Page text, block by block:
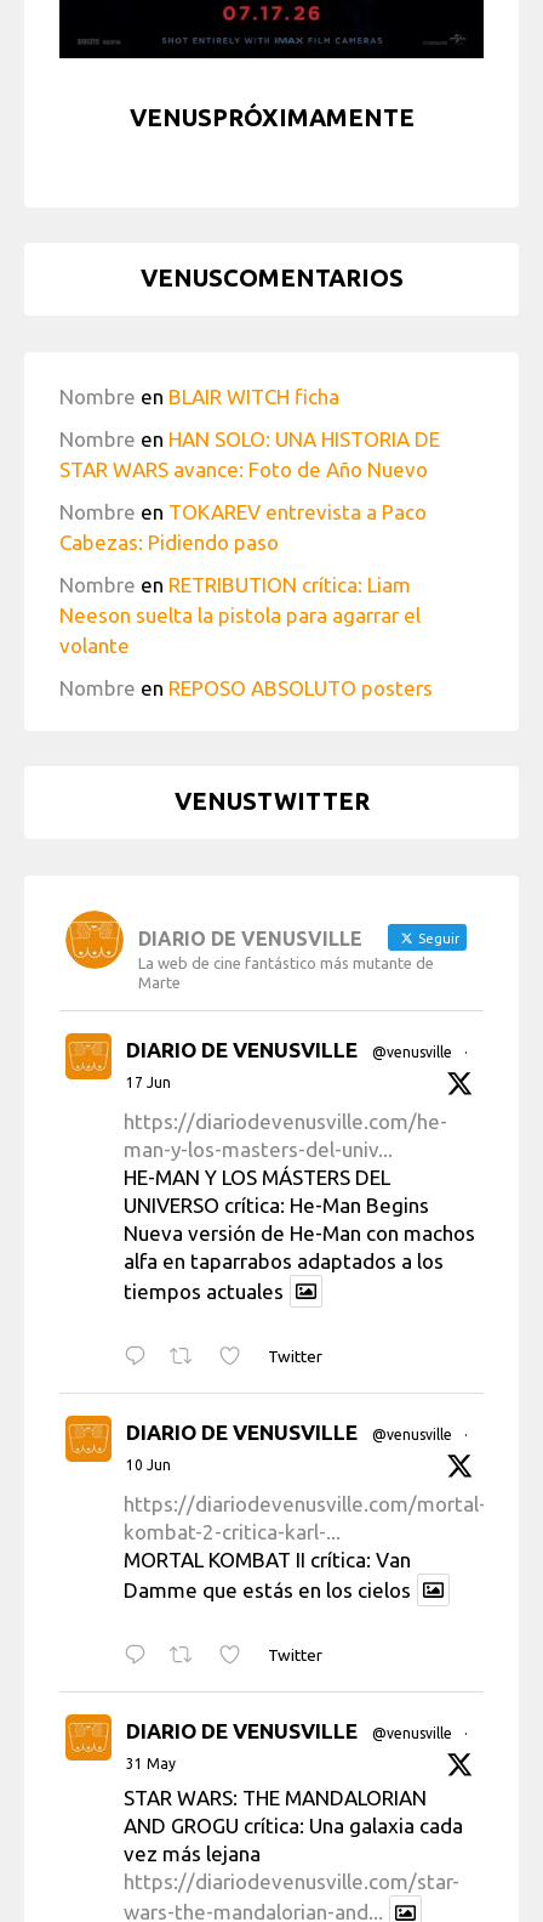
VENUSPRÓXIMAMENTE
VENUSCOMENTARIOS
Nombre en BLAIR WITCH ficha
Nombre en HAN SOLO: UNA HISTORIA DE
STAR WARS avance: Foto de Año Nuevo
Nombre en TOKAREV entrevista a Paco
Cabezas: Pidiendo paso
Nombre en RETRIBUTION crítica: Liam
Neeson suelta la pistola para agarrar el
volante
Nombre en REPOSO ABSOLUTO posters
VENUSTWITTER
DIARIO DE VENUSVILLE Seguir
La web de cine fantástico más mutante de
Marte
DIARIO DE VENUSVILLE @venusville
·
17 Jun
https://diariodevenusville.com/he-
man-y-los-masters-del-univ...
HE-MAN Y LOS MÁSTERS DEL
UNIVERSO crítica: He-Man Begins
Nueva versión de He-Man con machos
alfa en taparrabos adaptados a los
tiempos actuales
Twitter
DIARIO DE VENUSVILLE @venusville
·
10 Jun
https://diariodevenusville.com/mortal-
kombat-2-critica-karl-...
MORTAL KOMBAT II crítica: Van
Damme que estás en los cielos
Twitter
DIARIO DE VENUSVILLE @venusville
·
31 May
STAR WARS: THE MANDALORIAN
AND GROGU crítica: Una galaxia cada
vez más lejana
https://diariodevenusville.com/star-
wars-the-mandalorian-and...